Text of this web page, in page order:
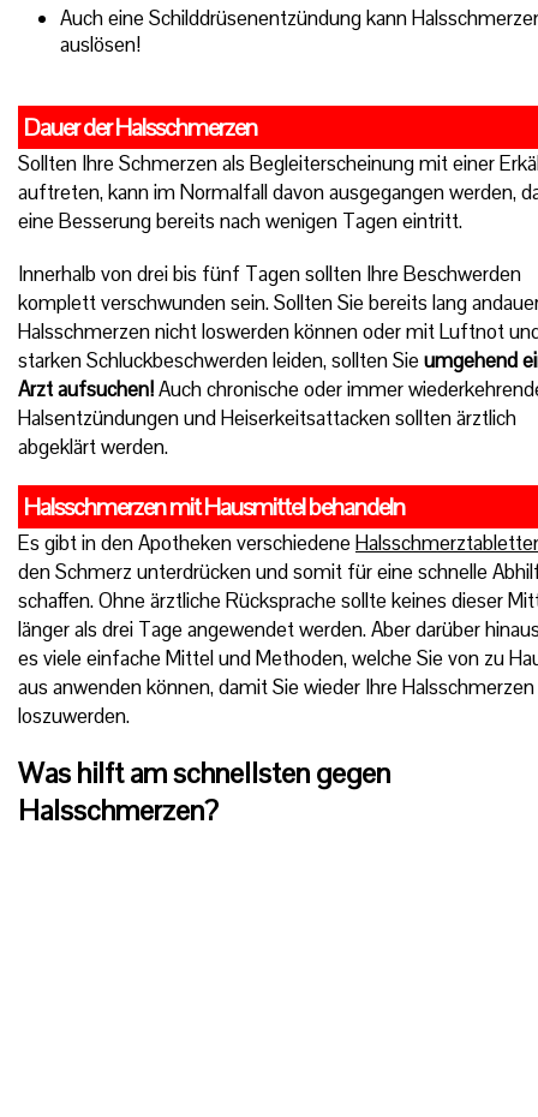
Auch eine Schilddrüsenentzündung kann
auslösen!
Dauer der Halsschmerzen
Sollten Ihre Schmerzen als Begleiterscheinung mit einer
auftreten, kann im Normalfall davon ausgegangen werden,
eine Besserung bereits nach wenigen Tagen eintritt.
Innerhalb von drei bis fünf Tagen sollten Ihre Beschwerden
komplett verschwunden sein. Sollten Sie bereits lang
Halsschmerzen nicht loswerden können oder mit Luftnot
starken Schluckbeschwerden leiden, sollten Sieumgehend
Arzt aufsuchen!Auch chronische oder immer
Halsentzündungen und Heiserkeitsattacken sollten ärztlich
abgeklärt werden.
Halsschmerzen mit Hausmittel behandeln
Es gibt in den Apotheken verschiedene
den Schmerz unterdrücken und somit für eine schnelle
schaffen. Ohne ärztliche Rücksprache sollte keines dieser
länger als drei Tage angewendet werden. Aber darüber
es viele einfache Mittel und Methoden, welche Sie von zu
aus anwenden können, damit Sie wieder Ihre Halsschmerzen
loszuwerden.
Was hilft am schnellsten gegen
Halsschmerzen?